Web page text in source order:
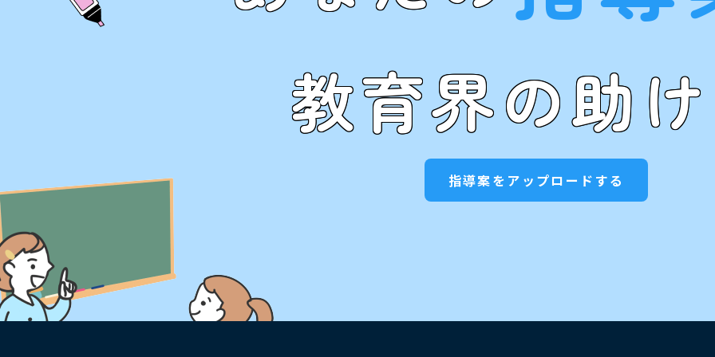
教育界の助
指導案をアップロードする